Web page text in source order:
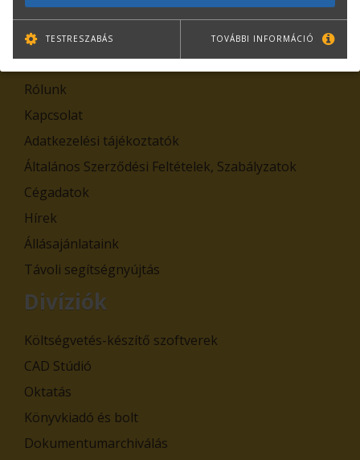
Leiratkozás
Kiemelt tartalmak
Rólunk
Kapcsolat
Adatkezelési tájékoztatók
Általános Szerződési Feltételek, Szabályzatok
Cégadatok
Hírek
Állásajánlataink
Távoli segítségnyújtás
Divíziók
Költségvetés-készítő szoftverek
CAD Stúdió
Oktatás
Könyvkiadó és bolt
Dokumentumarchiválás
TESTRESZABÁS TOVÁBBI INFORMÁCIÓ